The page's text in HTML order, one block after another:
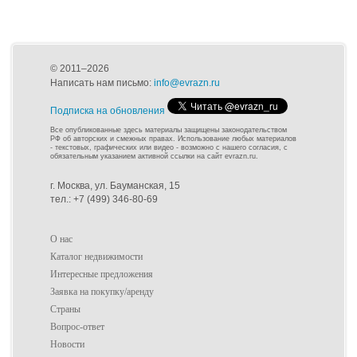
© 2011–2026
Написать нам письмо: info@evrazn.ru
Подписка на обновления
Все опубликованные здесь материалы защищены законодательством
РФ об авторских и смежных правах. Использование любых материалов
- текстовых, графических или видео - возможно с нашего согласия, с
обязательным указанием активной ссылки на сайт evrazn.ru.
г. Москва, ул. Бауманская, 15
тел.: +7 (499) 346-80-69
О нас
Каталог недвижимости
Интересные предложения
Заявка на покупку/аренду
Страны
Вопрос-ответ
Новости